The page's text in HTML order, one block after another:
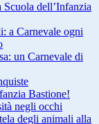
Scuola dell’Infanzia
a Carnevale ogni
un Carnevale di
Bastione!
negli occhi
degli animali alla